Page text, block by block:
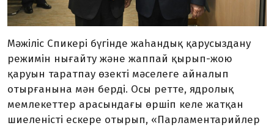
Мәжіліс Спикері бүгінде жаһандық қарусыздану
режимін нығайту және жаппай қырып-жою
қаруын таратпау өзекті мәселеге айналып
отырғанына мән берді. Осы ретте, ядролық
мемлекеттер арасындағы өршіп келе жатқан
шиеленісті ескере отырып, «Парламентарийлер